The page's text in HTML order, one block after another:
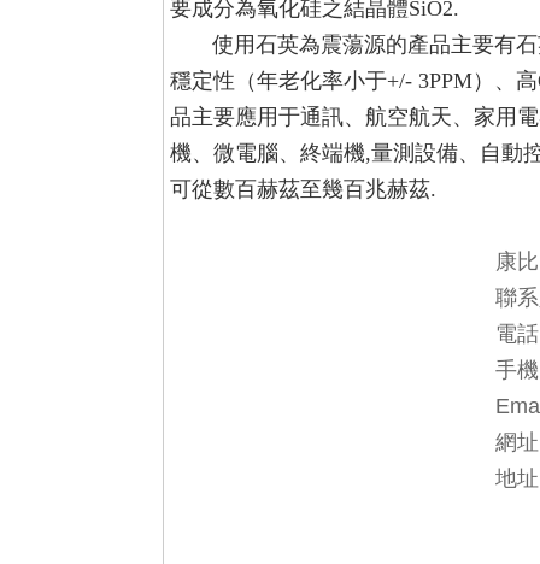
要成分為氧化硅之結晶體SiO2.
使用石英為震蕩源的產品主要有石
穩定性（年老化率小于+/- 3PPM）、
品主要應用于通訊、航空航天、家用
機、微電腦、終端機,量測設備、自動
可從數百赫茲至幾百兆赫茲.
康
聯
電
手
網
地